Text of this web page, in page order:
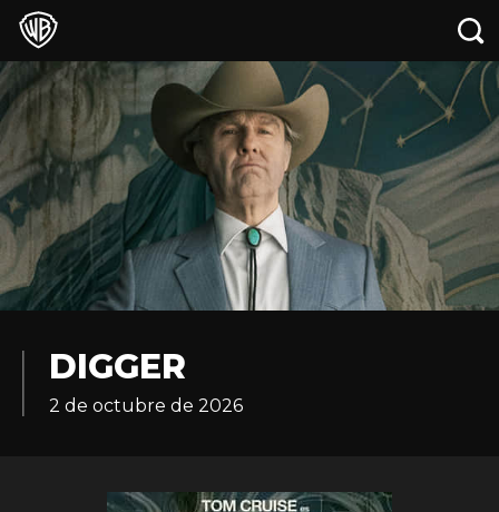
DIGGER
2 de octubre de 2026